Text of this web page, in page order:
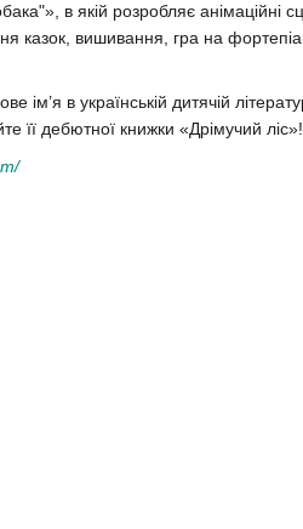
в якій розробляє анімаційні
казок, вишивання, гра на
ім’я в українській дитячій
її дебютної книжки «Дрімучий ліс»!